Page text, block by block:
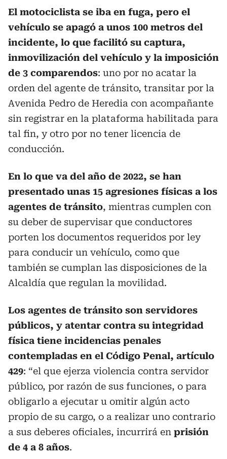
El motociclista se iba en fuga, pero el
vehículo se apagó a unos 100 metros del
incidente, lo que facilitó su captura,
inmovilización del vehículo y la imposición
de 3 comparendos: uno por no acatar la
orden del agente de tránsito, transitar por la
Avenida Pedro de Heredia con acompañante
sin registrar en la plataforma habilitada para
tal fin, y otro por no tener licencia de
conducción.
En lo que va del año de 2022, se han
presentado unas 15 agresiones físicas a los
agentes de tránsito, mientras cumplen con
su deber de supervisar que conductores
porten los documentos requeridos por ley
para conducir un vehículo, como que
también se cumplan las disposiciones de la
Alcaldía que regulan la movilidad.
Los agentes de tránsito son servidores
públicos, y atentar contra su integridad
física tiene incidencias penales
contempladas en el Código Penal, artículo
429: “el que ejerza violencia contra servidor
público, por razón de sus funciones, o para
obligarlo a ejecutar u omitir algún acto
propio de su cargo, o a realizar uno contrario
a sus deberes oficiales, incurrirá en prisión
de 4 a 8 años.